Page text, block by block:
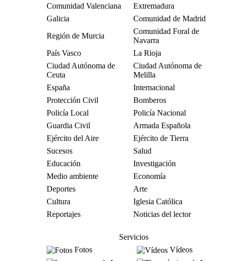
Comunidad Valenciana
Extremadura
Galicia
Comunidad de Madrid
Región de Murcia
Comunidad Foral de
Navarra
País Vasco
La Rioja
Ciudad Autónoma de
Ceuta
Ciudad Autónoma de
Melilla
España
Internacional
Protección Civil
Bomberos
Policía Local
Policía Nacional
Guardia Civil
Armada Española
Ejército del Aire
Ejército de Tierra
Sucesos
Salud
Educación
Investigación
Medio ambiente
Economía
Deportes
Arte
Cultura
Iglesia Católica
Reportajes
Noticias del lector
Servicios
Fotos
Vídeos